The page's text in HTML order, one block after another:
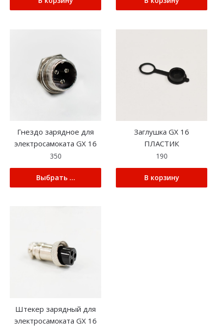
Гнездо зарядное для
электросамоката GX 16
350
Выбрать ...
Заглушка GX 16
ПЛАСТИК
190
В корзину
Штекер зарядный для
электросамоката GX 16